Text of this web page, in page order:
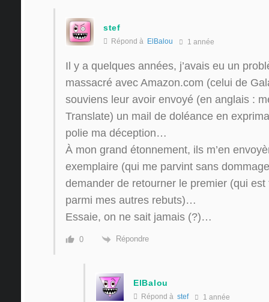
stef
Répond à ElBalou 1 année
Il y a quelques années, j’avais eu un
massacré avec Amazon.com (celui de
souviens leur avoir envoyé (en anglais :
Translate) un mail de doléance en
polie ma déception…
À mon grand étonnement, ils m’en
exemplaire (qui me parvint sans
demander de retourner le premier (qui
parmi mes autres rebuts)…
Essaie, on ne sait jamais (?)…
0 Répondre
ElBalou
Répond à stef 1 année